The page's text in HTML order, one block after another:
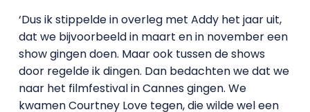
‘Dus ik stippelde in overleg met Addy het jaar uit,
dat we bijvoorbeeld in maart en in november een
show gingen doen. Maar ook tussen de shows
door regelde ik dingen. Dan bedachten we dat we
naar het filmfestival in Cannes gingen. We
kwamen Courtney Love tegen, die wilde wel een